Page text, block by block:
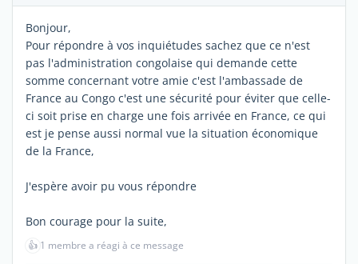
Bonjour,
Pour répondre à vos inquiétudes sachez que ce n'est
pas l'administration congolaise qui demande cette
somme concernant votre amie c'est l'ambassade de
France au Congo c'est une sécurité pour éviter que celle-
ci soit prise en charge une fois arrivée en France, ce qui
est je pense aussi normal vue la situation économique
de la France,
J'espère avoir pu vous répondre
Bon courage pour la suite,
👍 1 membre a réagi à ce message